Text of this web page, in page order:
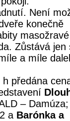
Není
konečně
masožravé
Zůstává jen
a míle
předána
– Damúza;
a Barónka a